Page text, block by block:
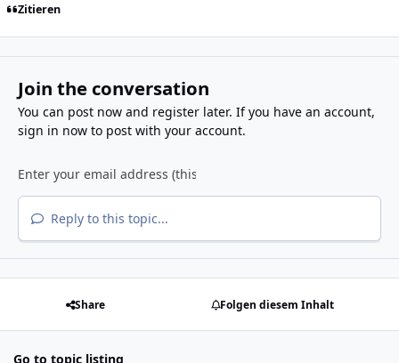
Zitieren
Join the conversation
You can post now and register later. If you have an account,
sign in nowto post with your account.
Reply to this topic...
Share Folgen diesem Inhalt
Go to topic listing